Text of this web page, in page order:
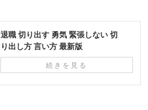
退職 切り出す 勇気 緊張しない 切
り出し方 言い方 最新版
続きを見る